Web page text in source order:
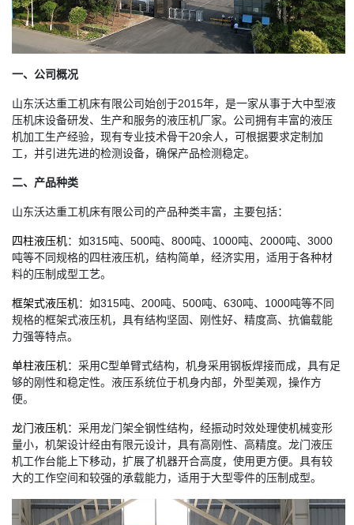
一、公司概况
山东沃达重工机床有限公司始创于2015年，是一家从事于大中型液
压机床设备研发、生产和服务的液压机厂家。公司拥有丰富的液压
机加工生产经验，现有专业技术骨干20余人，可根据要求定制加
工，并引进先进的检测设备，确保产品检测稳定。
二、产品种类
山东沃达重工机床有限公司的产品种类丰富，主要包括：
四柱液压机：如315吨、500吨、800吨、1000吨、2000吨、3000
吨等不同规格的四柱液压机，结构简单，经济实用，适用于各种材
料的压制成型工艺。
框架式液压机：如315吨、200吨、500吨、630吨、1000吨等不同
规格的框架式液压机，具有结构坚固、刚性好、精度高、抗偏载能
力强等特点。
单柱液压机：采用C型单臂式结构，机身采用钢板焊接而成，具有足
够的刚性和稳定性。液压系统位于机身内部，外型美观，操作方
便。
龙门液压机：采用龙门架全钢性结构，经振动时效处理使机械变形
量小，机架设计经由有限元设计，具有高刚性、高精度。龙门液压
机工作台能上下移动，扩展了机器开合高度，使用更方便。具有较
大的工作空间和较强的承载能力，适用于大型零件的压制成型。